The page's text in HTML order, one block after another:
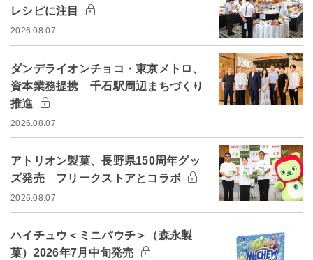
レシピに注目
2026.08.07
ダンデライオンチョコ・東京メトロ、
資本業務提携 千石駅周辺まちづくり
推進
2026.08.07
アトリオン製菓、長野県150周年グッ
ズ発売 フリークストアとコラボ
2026.08.07
ハイチュウ＜ミニパウチ＞（森永製
菓）2026年7月中旬発売